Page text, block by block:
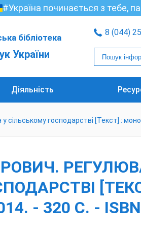
#Україна починається з тебе,
бібліотека
України
8 (044)
Діяльність
господарстві [Текст] :
- 320 С. -